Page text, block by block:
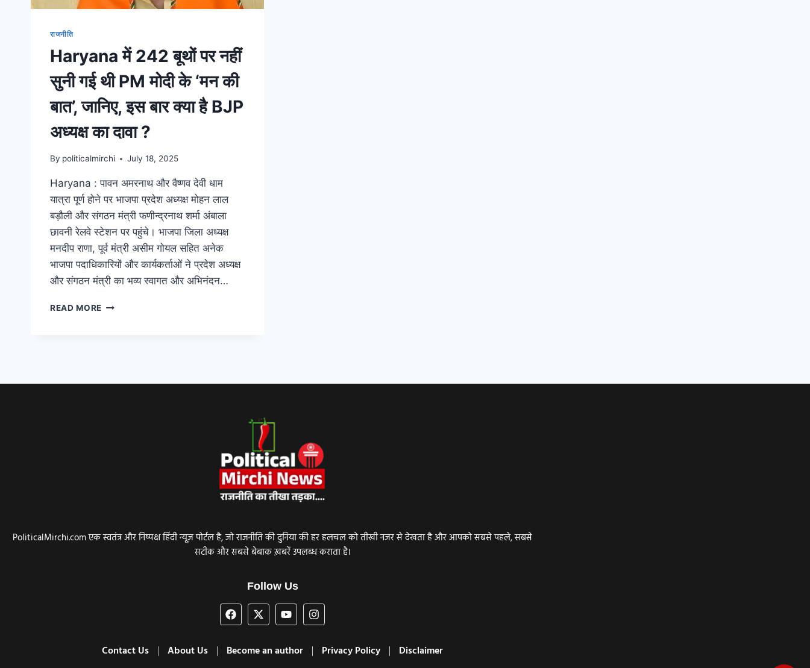
राजनीति
Haryana में 242 बूथों पर नहीं
सुनी गई थी PM मोदी के ‘मन की
बात’, जानिए, इस बार क्या है BJP
अध्यक्ष का दावा ?
By politicalmirchi July 18, 2025
Haryana : पावन अमरनाथ और वैष्णव देवी धाम
यात्रा पूर्ण होने पर भाजपा प्रदेश अध्यक्ष मोहन लाल
बड़ौली और संगठन मंत्री फणीन्द्रनाथ शर्मा अंबाला
छावनी रेलवे स्टेशन पर पहुंचे। भाजपा जिला अध्यक्ष
मनदीप राणा, पूर्व मंत्री असीम गोयल सहित अनेक
भाजपा पदाधिकारियों और कार्यकर्ताओं ने प्रदेश अध्यक्ष
और संगठन मंत्री का भव्य स्वागत और अभिनंदन…
READ MORE
PoliticalMirchi.com एक स्वतंत्र और निष्पक्ष हिंदी न्यूज़ पोर्टल है, जो राजनीति की दुनिया की हर हलचल को तीखी नजर से देखता है और आपको सबसे पहले, सबसे
सटीक और सबसे बेबाक ख़बरें उपलब्ध कराता है।
Follow Us
Contact Us About Us Become an author Privacy Policy Disclaimer